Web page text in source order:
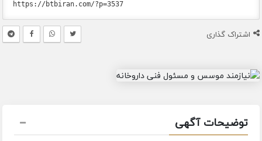
اشتراک گذاری
توضیحات آگهی